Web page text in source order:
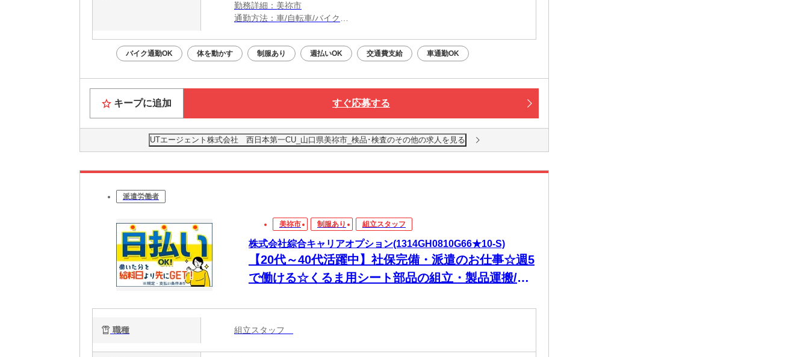
勤務詳細：美祢市
通勤方法：車/自転車/バイク
※構内の（無料）駐車場利用OK
バイク通勤OK 体を動かす 制服あり 週払いOK 交通費支給 車通勤OK
キープに追加 すぐ応募する
UTエージェント株式会社 西日本第一CU_山口県美祢市_検品･検査のその他の求人を見る
派遣労働者
美祢市 制服あり 組立スタッフ
株式会社綜合キャリアオプション(1314GH0810G66★10-S)
【20代～40代活躍中】社保完備・派遣のお仕事☆週5
で働ける☆くるま用シート部品の組立・製品運搬/日
職種 組立スタッフ